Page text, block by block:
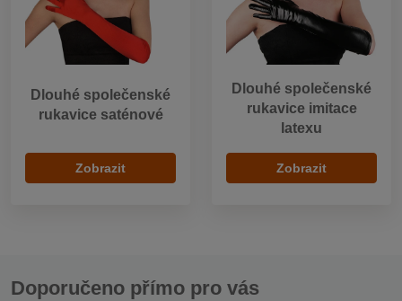
Dlouhé společenské
rukavice saténové
Zobrazit
Dlouhé společenské
rukavice imitace
latexu
Zobrazit
Doporučeno přímo pro vás